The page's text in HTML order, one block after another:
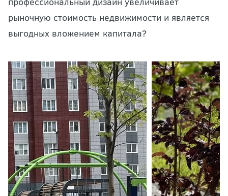
рыночную стоимость недвижимости и является
выгодных вложением капитала?